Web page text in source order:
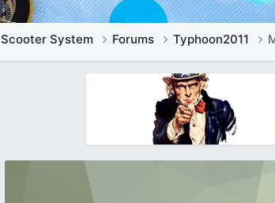
Scooter System Forums Typhoon2011